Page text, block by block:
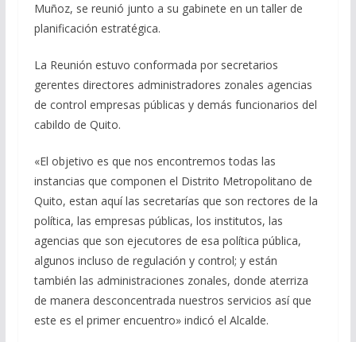
Muñoz, se reunió junto a su gabinete en un taller de
planificación estratégica.
La Reunión estuvo conformada por secretarios
gerentes directores administradores zonales agencias
de control empresas públicas y demás funcionarios del
cabildo de Quito.
«El objetivo es que nos encontremos todas las
instancias que componen el Distrito Metropolitano de
Quito, estan aquí las secretarías que son rectores de la
política, las empresas públicas, los institutos, las
agencias que son ejecutores de esa política pública,
algunos incluso de regulación y control; y están
también las administraciones zonales, donde aterriza
de manera desconcentrada nuestros servicios así que
este es el primer encuentro» indicó el Alcalde.